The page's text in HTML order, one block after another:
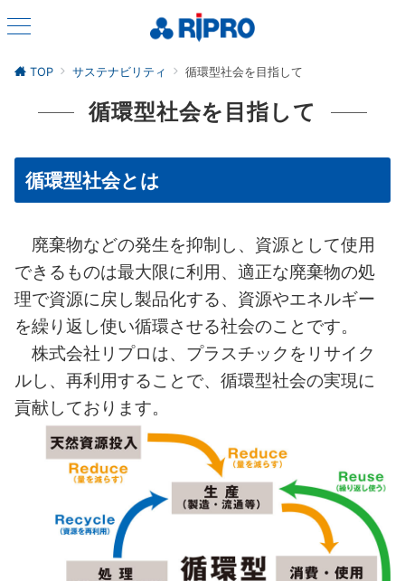
TOP サステナビリティ 循環型社会を目指して
循環型社会を目指して
循環型社会とは
廃棄物などの発生を抑制し、資源として使用
できるものは最大限に利用、適正な廃棄物の処
理で資源に戻し製品化する、資源やエネルギー
を繰り返し使い循環させる社会のことです。
株式会社リプロは、プラスチックをリサイク
ルし、再利用することで、循環型社会の実現に
貢献しております。